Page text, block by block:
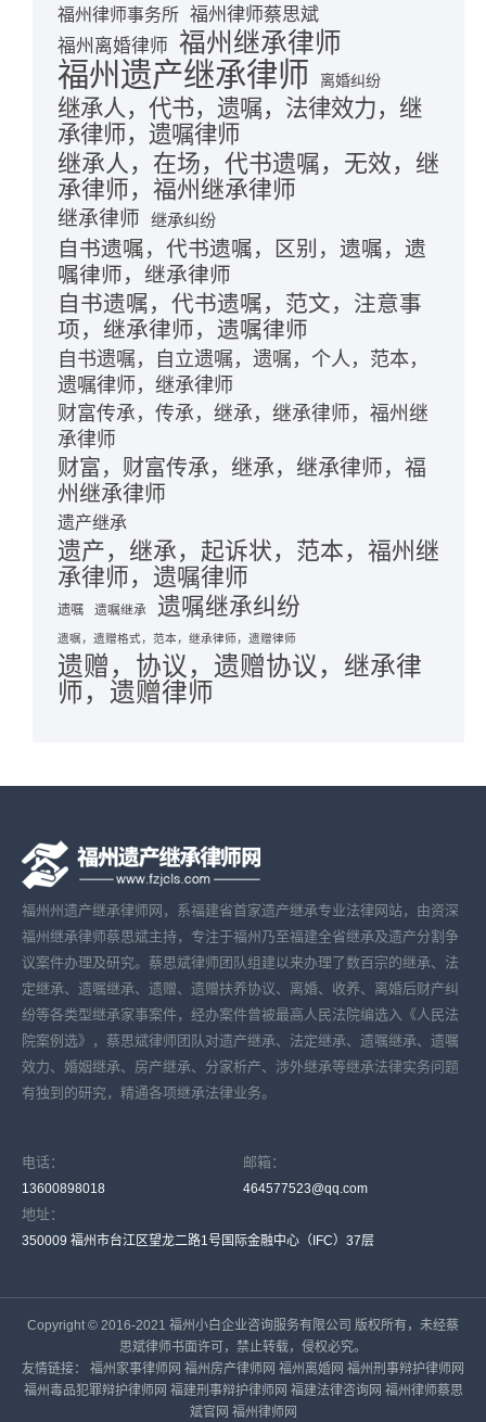
福州律师事务所 福州律师蔡思斌
福州离婚律师 福州继承律师
福州遗产继承律师 离婚纠纷
继承人，代书，遗嘱，法律效力，继
承律师，遗嘱律师
继承人，在场，代书遗嘱，无效，继
承律师，福州继承律师
继承律师 继承纠纷
自书遗嘱，代书遗嘱，区别，遗嘱，遗
嘱律师，继承律师
自书遗嘱，代书遗嘱，范文，注意事
项，继承律师，遗嘱律师
自书遗嘱，自立遗嘱，遗嘱，个人，范本，
遗嘱律师，继承律师
财富传承，传承，继承，继承律师，福州继
承律师
财富，财富传承，继承，继承律师，福
州继承律师
遗产继承
遗产，继承，起诉状，范本，福州继
承律师，遗嘱律师
遗嘱 遗嘱继承 遗嘱继承纠纷
遗嘱，遗赠格式，范本，继承律师，遗赠律师
遗赠，协议，遗赠协议，继承律
师，遗赠律师
福州州遗产继承律师网，系福建省首家遗产继承专业法律网站，由资深
福州继承律师蔡思斌主持，专注于福州乃至福建全省继承及遗产分割争
议案件办理及研究。蔡思斌律师团队组建以来办理了数百宗的继承、法
定继承、遗嘱继承、遗赠、遗赠扶养协议、离婚、收养、离婚后财产纠
纷等各类型继承家事案件，经办案件曾被最高人民法院编选入《人民法
院案例选》，蔡思斌律师团队对遗产继承、法定继承、遗嘱继承、遗嘱
效力、婚姻继承、房产继承、分家析产、涉外继承等继承法律实务问题
有独到的研究，精通各项继承法律业务。
电话：
13600898018
邮箱：
464577523@qq.com
地址：
350009 福州市台江区望龙二路1号国际金融中心（IFC）37层
Copyright © 2016-2021 福州小白企业咨询服务有限公司 版权所有，未经蔡
思斌律师书面许可，禁止转载，侵权必究。
友情链接： 福州家事律师网 福州房产律师网 福州离婚网 福州刑事辩护律师网
福州毒品犯罪辩护律师网 福建刑事辩护律师网 福建法律咨询网 福州律师蔡思
斌官网 福州律师网